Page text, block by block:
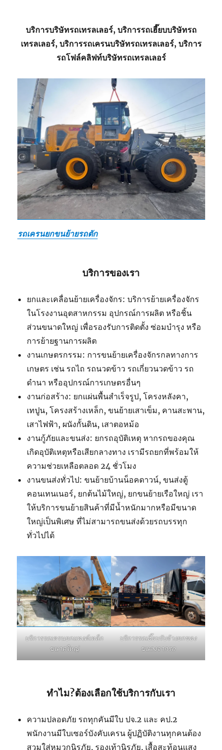
บริการบริษัทรถเทรลเลอร์, บริการรถเฮี๊ยบบริษัทรถ
เทรลเลอร์, บริการรถเครนบริษัทรถเทรลเลอร์, บริการ
รถโฟล์คลิฟท์บริษัทรถเทรลเลอร์
รถเครนยกขนย้ายรถตัก
บริการของเรา
ยกและเคลื่อนย้ายเครื่องจักร: บริการย้ายเครื่องจักร
ในโรงงานอุตสาหกรรม อุปกรณ์การผลิต หรือชิ้น
ส่วนขนาดใหญ่ เพื่อรองรับการติดตั้ง ซ่อมบำรุง หรือ
การย้ายฐานการผลิต
งานเกษตรกรรม: การขนย้ายเครื่องจักรกลทางการ
เกษตร เช่น รถไถ รถนวดข้าว รถเกี่ยวนวดข้าว รถ
ดำนา หรืออุปกรณ์การเกษตรอื่นๆ
งานก่อสร้าง: ยกแผ่นพื้นสำเร็จรูป, โครงหลังคา,
เทปูน, โครงสร้างเหล็ก, ขนย้ายเสาเข็ม, คานสะพาน,
เสาไฟฟ้า, ผนังกั้นดิน, เสาตอหม้อ
งานกู้ภัยและขนส่ง: ยกรถอุบัติเหตุ หากรถของคุณ
เกิดอุบัติเหตุหรือเสียกลางทาง เรามีรถยกที่พร้อมให้
ความช่วยเหลือตลอด 24 ชั่วโมง
งานขนส่งทั่วไป: ขนย้ายบ้านน็อคดาวน์, ขนส่งตู้
คอนเทนเนอร์, ยกต้นไม้ใหญ่, ยกขนย้ายเรือใหญ่ เรา
ให้บริการขนย้ายสินค้าที่มีน้ำหนักมากหรือมีขนาด
ใหญ่เป็นพิเศษ ที่ไม่สามารถขนส่งด้วยรถบรรทุก
ทั่วไปได้
บริการรถเครนยกแทงค์เหล็ก
ขนาดใหญ่
บริการรถเฮี๊ยบรับจ้างยกของ
ขนลงจากรถ
ทำไม?ต้องเลือกใช้บริการกับเรา
ความปลอดภัย รถทุกคันมีใบ ปจ.2 และ คป.2
พนักงานมีใบเซอร์บังคับเครน ผู้ปฏิบัติงานทุกคนต้อง
สวมใส่หมวกนิรภัย, รองเท้านิรภัย, เสื้อสะท้อนแสง